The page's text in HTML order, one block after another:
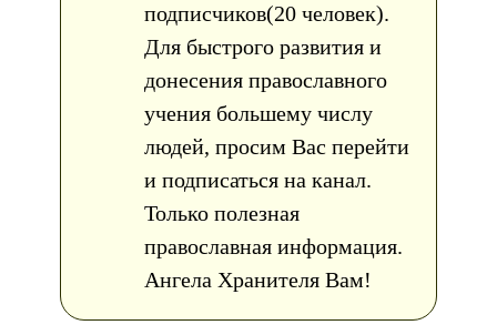
подписчиков(20 человек).
Для быстрого развития и
донесения православного
учения большему числу
людей, просим Вас перейти
и подписаться на канал.
Только полезная
православная информация.
Ангела Хранителя Вам!